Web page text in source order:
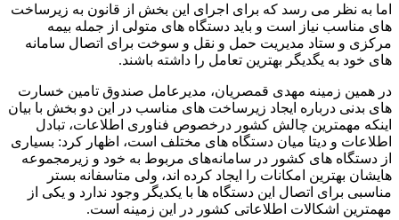
اما به نظر می رسد که برای اجرای این بخش از قانون به زیرساخت
های مناسب نیاز است و باید دستگاه های متولی از جمله بیمه
مرکزی و ستاد مدیریت حمل و نقل و سوخت برای اتصال سامانه
های خود به یگدیگر بهترین تعامل را داشته باشند.
در همین زمینه مهدی قمصریان، مدیرعامل صندوق تامین خسارت
های بدنی درباره ایجاد زیرساخت های مناسب در این دو بخش با بیان
اینکه مهمترین چالش کشور درخصوص فناوری اطلاعات، تبادل
اطلاعات و دیتا میان دستگاه های مختلف است، اظهار کرد: بسیاری
از دستگاه های کشور در سامانه‌های مربوط به خود و زیرمجموعه
هایشان بهترین امکانات را ایجاد کرده اند، ولی متاسفانه بستر
مناسبی برای اتصال این دستگاه ها با یکدیگر وجود ندارد و یکی از
مهمترین اشکالات اطلاعاتی کشور در این زمینه است.